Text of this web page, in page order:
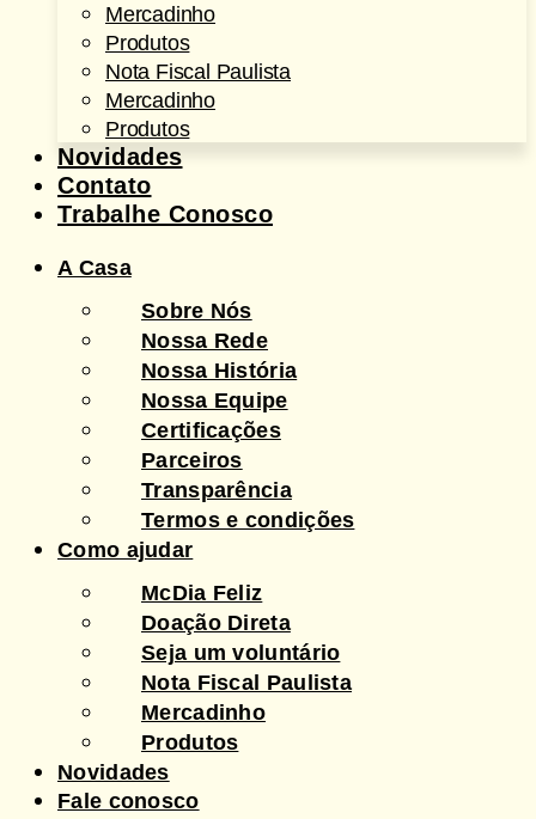
Mercadinho
Produtos
Nota Fiscal Paulista
Mercadinho
Produtos
Novidades
Contato
Trabalhe Conosco
A Casa
Sobre Nós
Nossa Rede
Nossa História
Nossa Equipe
Certificações
Parceiros
Transparência
Termos e condições
Como ajudar
McDia Feliz
Doação Direta
Seja um voluntário
Nota Fiscal Paulista
Mercadinho
Produtos
Novidades
Fale conosco